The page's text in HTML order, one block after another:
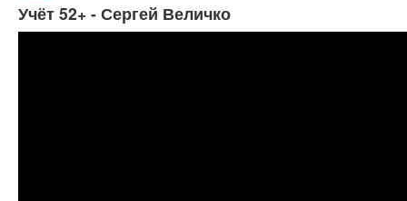
Учёт 52+ - Сергей Величко